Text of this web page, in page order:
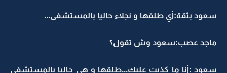
سعود بثقة:أي طلقها و نجلاء حاليا بالمستشفى...
ماجد عصب:سعود وش تقول؟
سعود :أنا ما كذبت عليك...طلقها و هي حاليا بالمستشفى